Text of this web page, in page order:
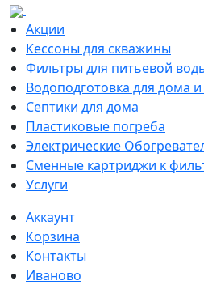
Акции
Кессоны для скважины
Фильтры для питьевой
Водоподготовка для дома
Септики для дома
Пластиковые погреба
Электрические
Сменные картриджи к
Услуги
Аккаунт
Корзина
Контакты
Иваново